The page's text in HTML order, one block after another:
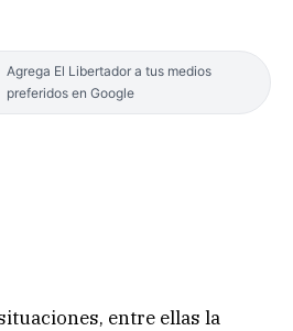
Agrega El Libertador a tus medios
preferidos en Google
entre ellas la